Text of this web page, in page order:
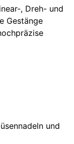
, Dreh- und
Gestänge
und